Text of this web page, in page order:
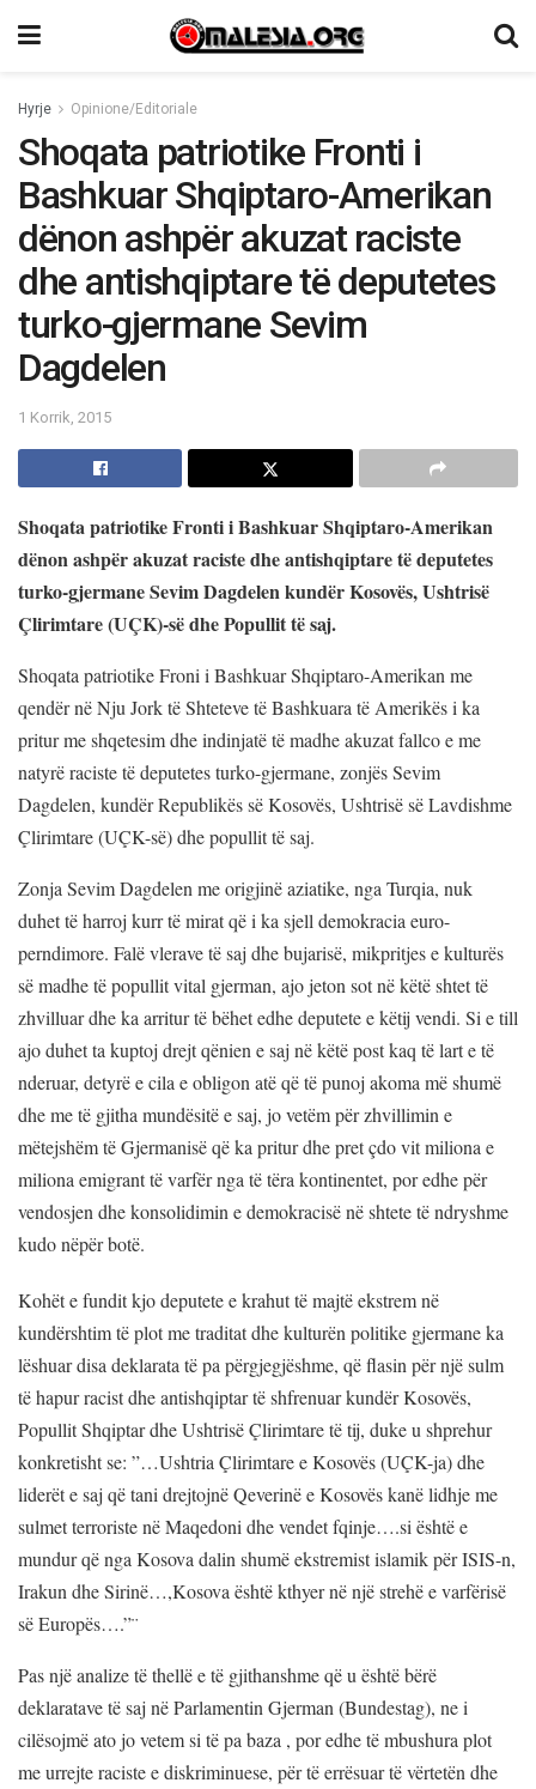
Hyrje Opinione/Editoriale
Shoqata patriotike Fronti i
Bashkuar Shqiptaro-Amerikan
dënon ashpër akuzat raciste
dhe antishqiptare të deputetes
turko-gjermane Sevim
Dagdelen
1 Korrik, 2015
Shoqata patriotike Fronti i Bashkuar Shqiptaro-Amerikan
dënon ashpër akuzat raciste dhe antishqiptare të deputetes
turko-gjermane Sevim Dagdelen kundër Kosovës, Ushtrisë
Çlirimtare (UÇK)-së dhe Popullit të saj.
Shoqata patriotike Froni i Bashkuar Shqiptaro-Amerikan me
qendër në Nju Jork të Shteteve të Bashkuara të Amerikës i ka
pritur me shqetesim dhe indinjatë të madhe akuzat fallco e me
natyrë raciste të deputetes turko-gjermane, zonjës Sevim
Dagdelen, kundër Republikës së Kosovës, Ushtrisë së Lavdishme
Çlirimtare (UÇK-së) dhe popullit të saj.
Zonja Sevim Dagdelen me origjinë aziatike, nga Turqia, nuk
duhet të harroj kurr të mirat që i ka sjell demokracia euro-
perndimore. Falë vlerave të saj dhe bujarisë, mikpritjes e kulturës
së madhe të popullit vital gjerman, ajo jeton sot në këtë shtet të
zhvilluar dhe ka arritur të bëhet edhe deputete e këtij vendi. Si e till
ajo duhet ta kuptoj drejt qënien e saj në këtë post kaq të lart e të
nderuar, detyrë e cila e obligon atë që të punoj akoma më shumë
dhe me të gjitha mundësitë e saj, jo vetëm për zhvillimin e
mëtejshëm të Gjermanisë që ka pritur dhe pret çdo vit miliona e
miliona emigrant të varfër nga të tëra kontinentet, por edhe për
vendosjen dhe konsolidimin e demokracisë në shtete të ndryshme
kudo nëpër botë.
Kohët e fundit kjo deputete e krahut të majtë ekstrem në
kundërshtim të plot me traditat dhe kulturën politike gjermane ka
lëshuar disa deklarata të pa përgjegjëshme, që flasin për një sulm
të hapur racist dhe antishqiptar të shfrenuar kundër Kosovës,
Popullit Shqiptar dhe Ushtrisë Çlirimtare të tij, duke u shprehur
konkretisht se: ”…Ushtria Çlirimtare e Kosovës (UÇK-ja) dhe
liderët e saj që tani drejtojnë Qeverinë e Kosovës kanë lidhje me
sulmet terroriste në Maqedoni dhe vendet fqinje….si është e
mundur që nga Kosova dalin shumë ekstremist islamik për ISIS-n,
Irakun dhe Sirinë…,Kosova është kthyer në një strehë e varfërisë
së Europës….”¨
Pas një analize të thellë e të gjithanshme që u është bërë
deklaratave të saj në Parlamentin Gjerman (Bundestag), ne i
cilësojmë ato jo vetem si të pa baza , por edhe të mbushura plot
me urrejte raciste e diskriminuese, për të errësuar të vërtetën dhe